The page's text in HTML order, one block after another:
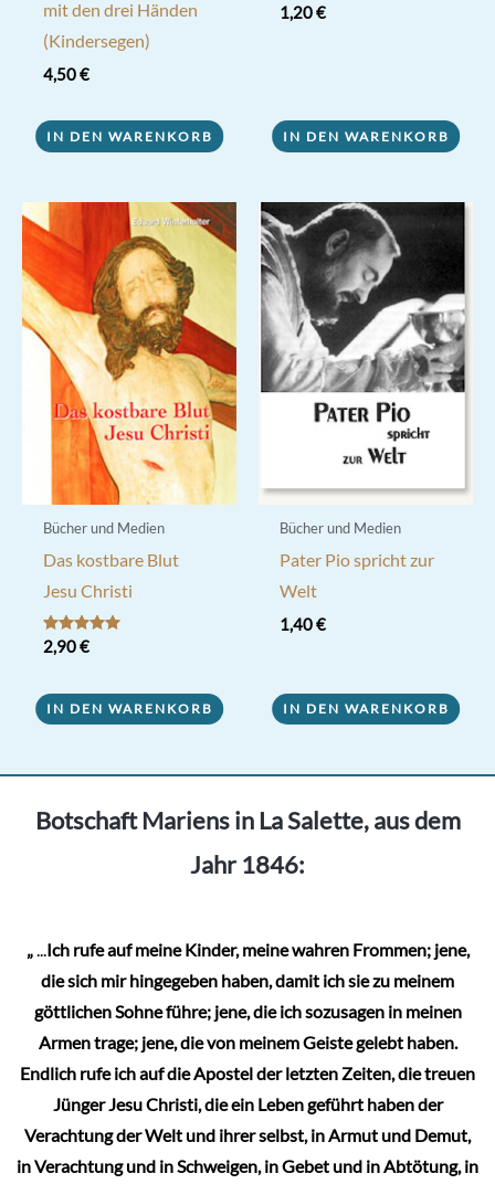
mit den drei Händen
(Kindersegen)
4,50€
IN DEN WARENKORB
1,20€
IN DEN WARENKORB
Bücher und Medien
Das kostbare Blut
Jesu Christi
Bewertet mit
5.00
2,90€
IN DEN WARENKORB
Bücher und Medien
Pater Pio spricht zur
Welt
1,40€
IN DEN WARENKORB
Botschaft Mariens in La Salette, aus dem
Jahr 1846:
„...Ich rufe auf meine Kinder, meine wahren Frommen; jene,
die sich mir hingegeben haben, damit ich sie zu meinem
göttlichen Sohne führe; jene, die ich sozusagen in meinen
Armen trage; jene, die von meinem Geiste gelebt haben.
Endlich rufe ich auf die Apostel der letzten Zeiten, die treuen
Jünger Jesu Christi, die ein Leben geführt haben der
Verachtung der Welt und ihrer selbst, in Armut und Demut,
in Verachtung und in Schweigen, in Gebet und in Abtötung, in